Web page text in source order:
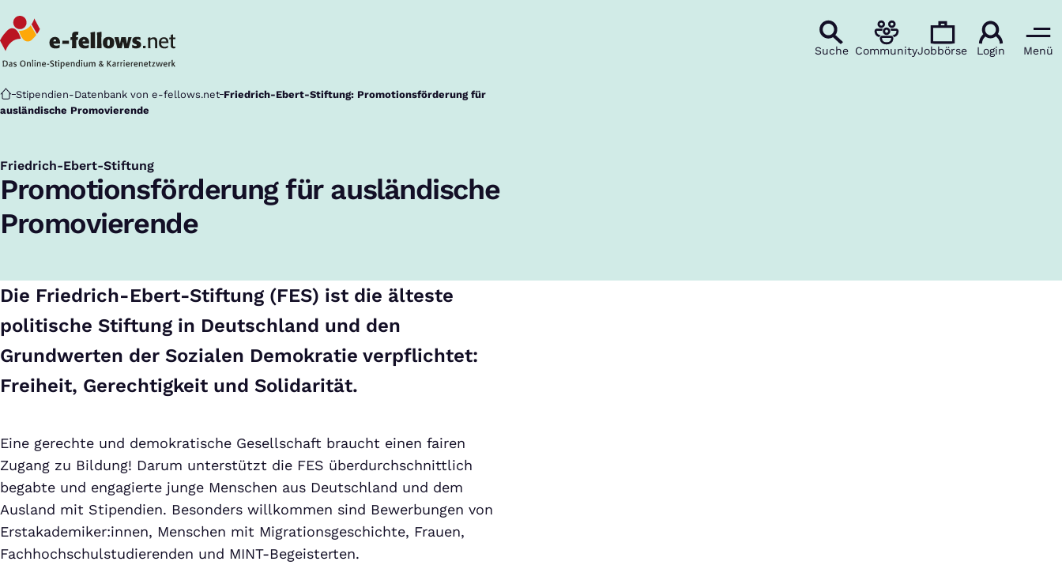
Suche CommunityJobbörse Login Menü
Startseite
Stipendien-Datenbank von e-fellows.net Friedrich-Ebert-Stiftung: Promotionsförderung für
ausländische Promovierende
Friedrich-Ebert-Stiftung
:
Promotionsförderung für ausländische
Promovierende
Die Friedrich-Ebert-Stiftung (FES) ist die älteste
politische Stiftung in Deutschland und den
Grundwerten der Sozialen Demokratie verpflichtet:
Freiheit, Gerechtigkeit und Solidarität.
Eine gerechte und demokratische Gesellschaft braucht einen fairen
Zugang zu Bildung! Darum unterstützt die FES überdurchschnittlich
begabte und engagierte junge Menschen aus Deutschland und dem
Ausland mit Stipendien. Besonders willkommen sind Bewerbungen von
Erstakademiker:innen, Menschen mit Migrationsgeschichte, Frauen,
Fachhochschulstudierenden und MINT-Begeisterten.